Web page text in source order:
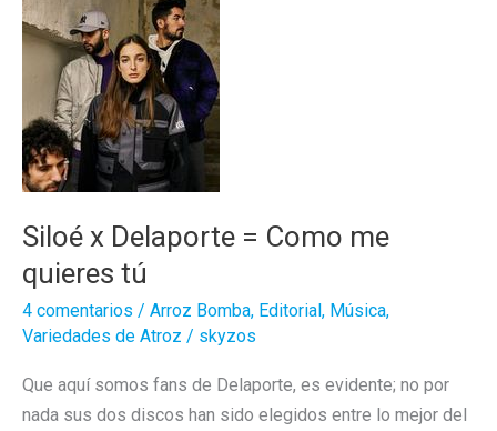
Siloé x Delaporte = Como me
quieres tú
4 comentarios / Arroz Bomba, Editorial, Música,
Variedades de Atroz / skyzos
Que aquí somos fans de Delaporte, es evidente; no por
nada sus dos discos han sido elegidos entre lo mejor del